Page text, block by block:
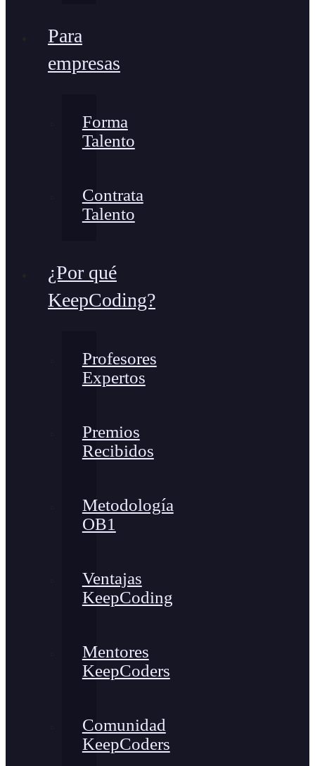
Para
empresas
Forma
Talento
Contrata
Talento
¿Por qué
KeepCoding?
Profesores
Expertos
Premios
Recibidos
Metodología
OB1
Ventajas
KeepCoding
Mentores
KeepCoders
Comunidad
KeepCoders